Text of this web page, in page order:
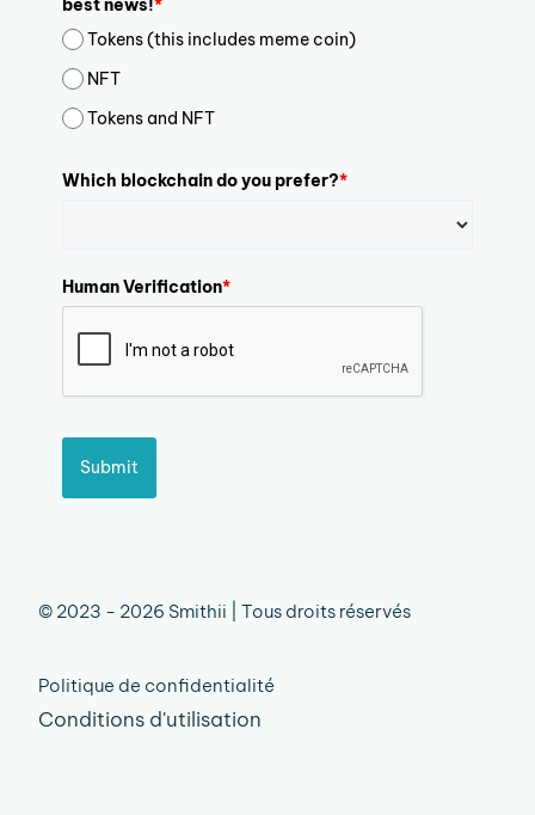
best news!*
Tokens (this includes meme coin)
NFT
Tokens and NFT
Which blockchain do you prefer?*
Human Verification*
Submit
© 2023 - 2026 Smithii | Tous droits réservés
Politique de confidentialité
Conditions d'utilisation